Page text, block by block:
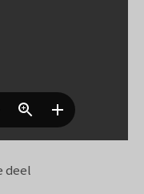
deel